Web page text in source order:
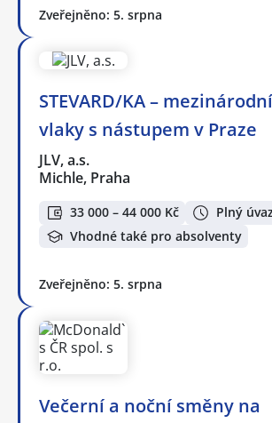
Zveřejněno: 5. srpna
STEVARD/KA – mezinárodní
vlaky s nástupem v Praze
JLV, a.s.
Michle, Praha
33 000 – 44 000 Kč
Plný
Vhodné také pro absolventy
Zveřejněno: 5. srpna
Večerní a noční směny na